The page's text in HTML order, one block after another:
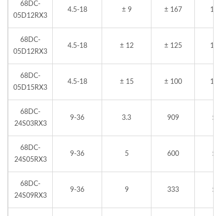
68DC-
05D12RX3
4.5-18 ± 9 ± 167 10
68DC-
05D12RX3
4.5-18 ± 12 ± 125 10
68DC-
05D15RX3
4.5-18 ± 15 ± 100 10
68DC-
24S03RX3
9-36 3.3 909 5
68DC-
24S05RX3
9-36 5 600 5
68DC-
24S09RX3
9-36 9 333 5